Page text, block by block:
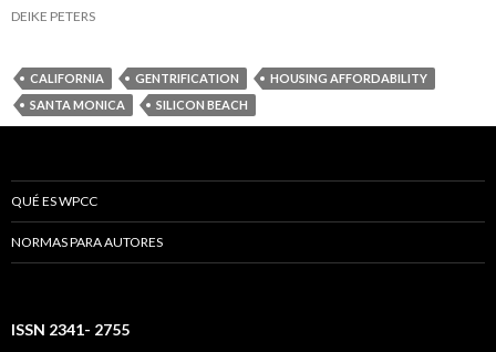
DEIKE PETERS
CALIFORNIA GENTRIFICATION
HOUSING AFFORDABILITY
SANTA MONICA
SILICON BEACH
QUÉ ES WPCC
NORMAS PARA AUTORES
ISSN 2341- 2755